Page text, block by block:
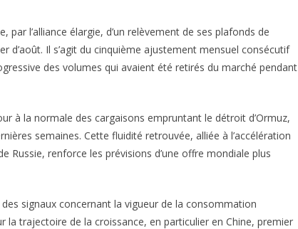
par l’alliance élargie, d’un relèvement de ses plafonds de
d’août. Il s’agit du cinquième ajustement mensuel consécutif
des volumes qui avaient été retirés du marché pendant
à la normale des cargaisons empruntant le détroit d’Ormuz,
semaines. Cette fluidité retrouvée, alliée à l’accélération
Russie, renforce les prévisions d’une offre mondiale plus
signaux concernant la vigueur de la consommation
la trajectoire de la croissance, en particulier en Chine, premier